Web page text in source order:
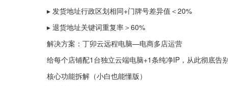
▸ 发货地址行政区划相同+门牌号差异值＜20%
▸ 退货地址关键词重复率＞60%
解决方案：丁卯云远程电脑—电商多店运营
给每个店铺配1台独立云端电脑+1条纯净IP，从此彻底告
核心功能拆解（小白也能懂版）